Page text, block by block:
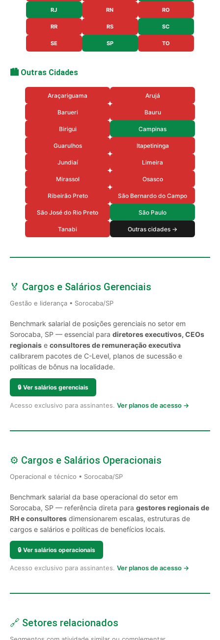
RJ RN RO
RR RS SC
SE SP TO
🏙️ Outras Cidades
Araçariguama Arujá
Barueri Bauru
Birigui Campinas
Guarulhos Itapetininga
Jundiaí Limeira
Mirassol Osasco
Ribeirão Preto São Bernardo do Campo
São José do Rio Preto São Paulo
Tanabi Outras cidades →
🏅 Cargos e Salários Gerenciais
Gestão e liderança • Sorocaba/SP
Benchmark salarial de posições gerenciais no setor em
Sorocaba, SP — essencial para diretores executivos, CEOs
regionais e consultores de remuneração executiva
calibrarem pacotes de C-Level, planos de sucessão e
políticas de bônus na localidade.
🔒 Ver salários gerenciais
Acesso exclusivo para assinantes. Ver planos de acesso →
⚙️ Cargos e Salários Operacionais
Operacional e técnico • Sorocaba/SP
Benchmark salarial da base operacional do setor em
Sorocaba, SP — referência direta para gestores regionais de
RH e consultores dimensionarem escalas, estruturas de
cargos e salários e políticas de benefícios locais.
🔒 Ver salários operacionais
Acesso exclusivo para assinantes. Ver planos de acesso →
🔗 Setores relacionados